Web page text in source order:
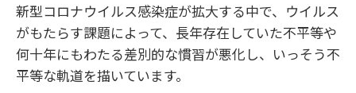
新型コロナウイルス感染症が拡大する中で、ウイルス
がもたらす課題によって、長年存在していた不平等や
何十年にもわたる差別的な慣習が悪化し、いっそう不
平等な軌道を描いています。